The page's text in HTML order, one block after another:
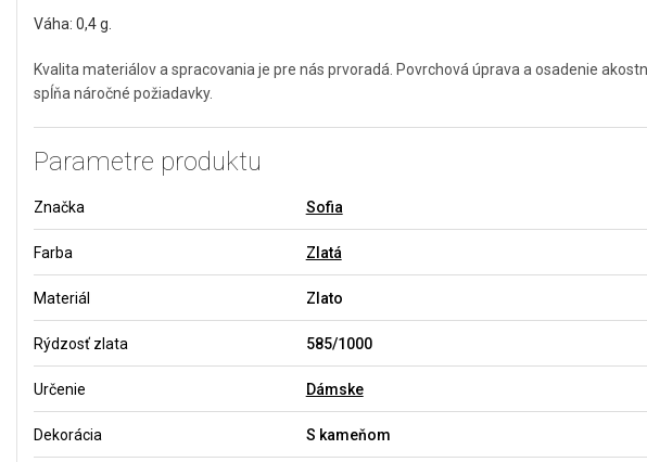
Váha: 0,4 g.
Kvalita materiálov a spracovania je pre nás prvoradá. Povrchová úprava a osadenie
spĺňa náročné požiadavky.
Parametre produktu
Značka Sofia
Farba Zlatá
Materiál Zlato
Rýdzosť zlata 585/1000
Určenie Dámske
Dekorácia S kameňom